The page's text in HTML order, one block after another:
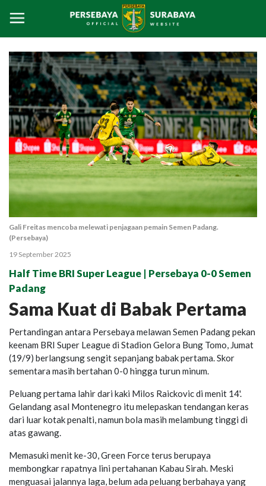
Gali Freitas mencoba melewati penjagaan pemain Semen Padang.
(Persebaya)
19 September 2025
Half Time BRI Super League | Persebaya 0-0 Semen
Padang
Sama Kuat di Babak Pertama
Pertandingan antara Persebaya melawan Semen Padang pekan
keenam BRI Super League di Stadion Gelora Bung Tomo, Jumat
(19/9) berlangsung sengit sepanjang babak pertama. Skor
sementara masih bertahan 0-0 hingga turun minum.
Peluang pertama lahir dari kaki Milos Raickovic di menit 14'.
Gelandang asal Montenegro itu melepaskan tendangan keras
dari luar kotak penalti, namun bola masih melambung tinggi di
atas gawang.
Memasuki menit ke-30, Green Force terus berupaya
membongkar rapatnya lini pertahanan Kabau Sirah. Meski
menguasai jalannya laga, belum ada peluang berbahaya yang